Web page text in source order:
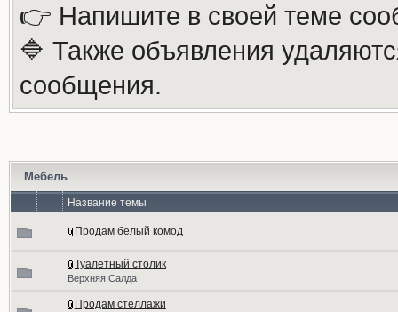
👉 Напишите в своей теме
🔷 Также объявления
сообщения.
Мебель
Название темы
Продам белый комод
Туалетный столик
Верхняя Салда
Продам стеллажи